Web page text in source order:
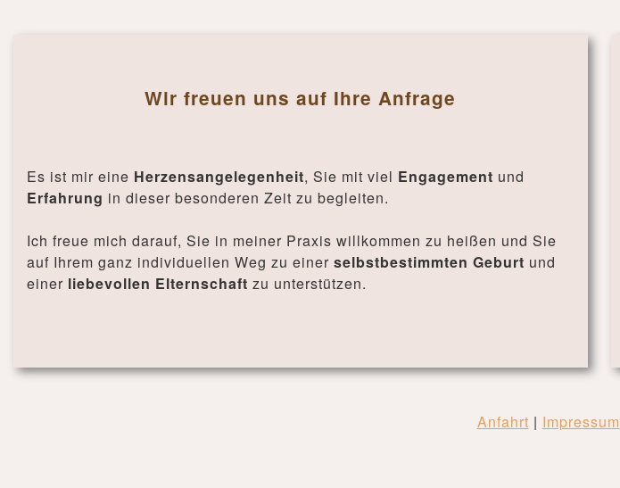
Wir freuen uns auf Ihre Anfrage
Es ist mir eine Herzensangelegenheit, Sie mit viel Engagement und
Erfahrung in dieser besonderen Zeit zu begleiten.
Ich freue mich darauf, Sie in meiner Praxis willkommen zu heißen und Sie
auf Ihrem ganz individuellen Weg zu einer selbstbestimmten Geburt und
einer liebevollen Elternschaft zu unterstützen.
Anfahrt | Impressum